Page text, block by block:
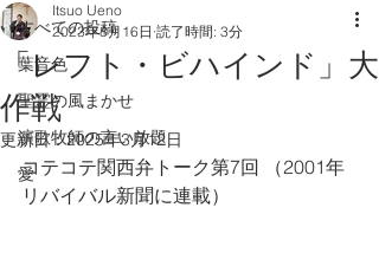
すべての投稿
葉音色
聖霊の風まかせ
演歌牧師の言い放題
愛
「レフト・ビハインド」大
作戦
Itsuo Ueno
2023年8月16日 読了時間: 3分
更新日：2025年3月12日
コテコテ関西弁トーク第7回 （2001年
リバイバル新聞に連載）